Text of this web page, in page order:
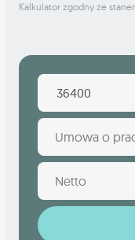
Kalkulator zgodny ze
Umowa o
Netto